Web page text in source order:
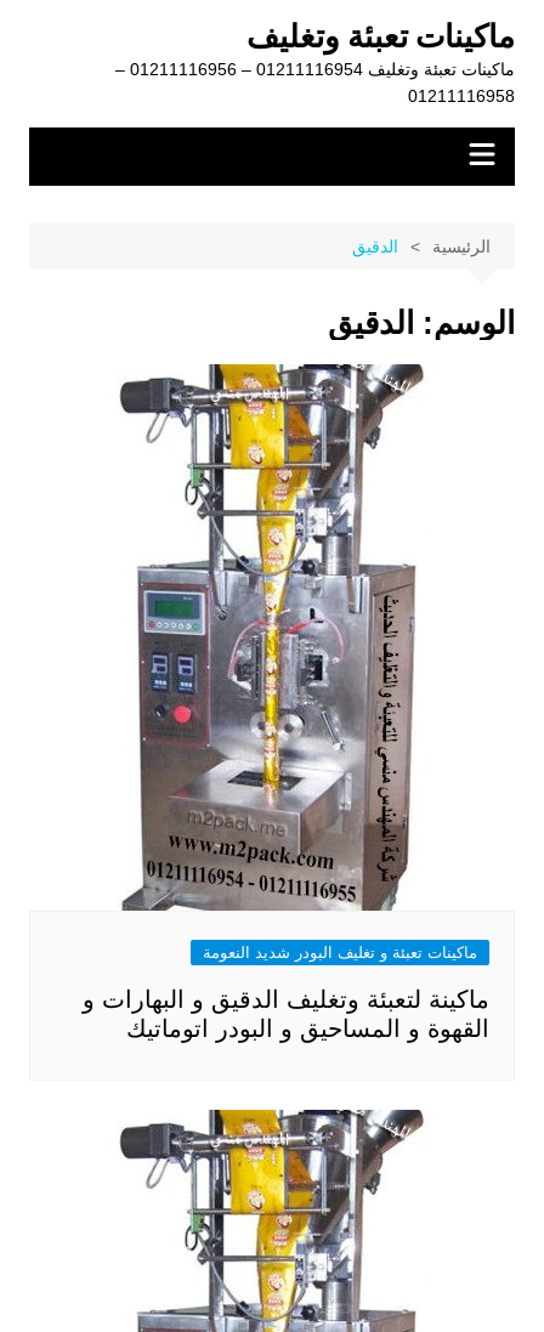
المحتوى
ماكينات تعبئة وتغليف
ماكينات تعبئة وتغليف 01211116954 – 01211116956 –
01211116958
الرئيسية الدقيق
الوسم: الدقيق
ماكينات تعبئة و تغليف البودر شديد النعومة
ماكينة لتعبئة وتغليف الدقيق و البهارات و
القهوة و المساحيق و البودر اتوماتيك